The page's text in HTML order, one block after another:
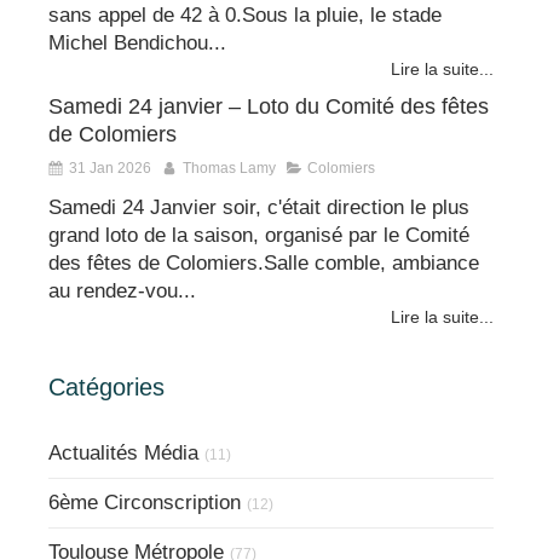
sans appel de 42 à 0.Sous la pluie, le stade
Michel Bendichou...
Lire la suite...
Samedi 24 janvier – Loto du Comité des fêtes
de Colomiers
31 Jan 2026 Thomas Lamy Colomiers
Samedi 24 Janvier soir, c'était direction le plus
grand loto de la saison, organisé par le Comité
des fêtes de Colomiers.Salle comble, ambiance
au rendez-vou...
Lire la suite...
Catégories
Actualités Média (11)
6ème Circonscription (12)
Toulouse Métropole (77)